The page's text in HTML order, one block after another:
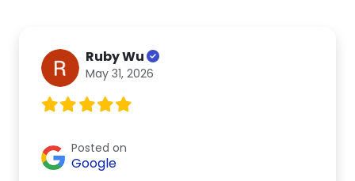
Ruby Wu
May 31, 2026
Posted on
Google